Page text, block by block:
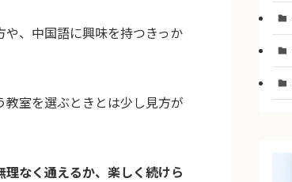
、中国語に興味を持つきっか
室を選ぶときとは少し見方が
理なく通えるか、楽しく続けら